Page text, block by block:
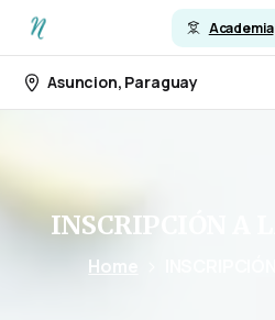
Academia
Asuncion, Paraguay
INSCRIPCIÓN
Home